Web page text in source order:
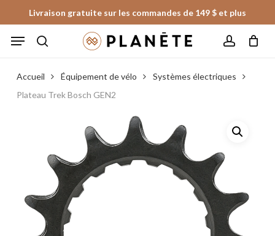
to
main
Livraison gratuite sur les commandes de 149 $ et plus
Menu
Fermer
le
panier
Accueil Équipement de vélo
Systèmes électriques
Plateau Trek Bosch GEN2